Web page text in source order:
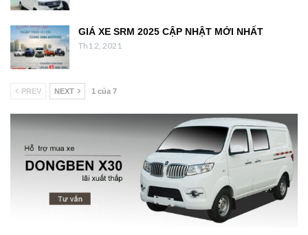
GIÁ XE SRM 2025 CẬP NHẬT MỚI NHẤT
Th1 2, 2021
PREV NEXT 1 của 7